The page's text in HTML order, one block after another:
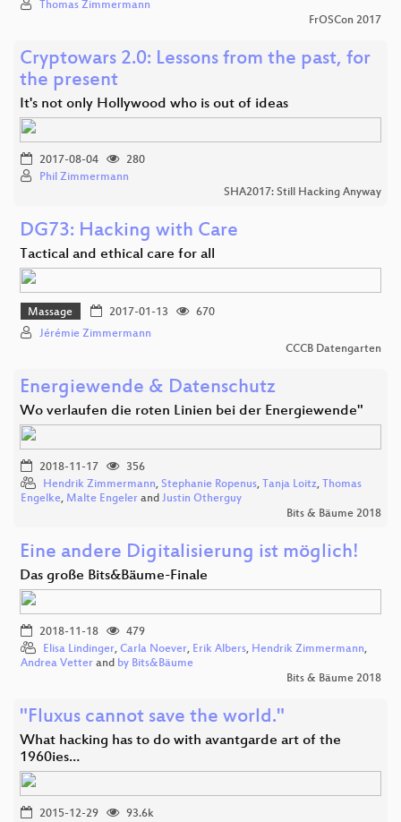
Thomas Zimmermann
FrOSCon 2017
Cryptowars 2.0: Lessons from the past, for
the present
It's not only Hollywood who is out of ideas
2017-08-04
280
Phil Zimmermann
SHA2017: Still Hacking Anyway
DG73: Hacking with Care
Tactical and ethical care for all
Massage 2017-01-13
670
Jérémie Zimmermann
CCCB Datengarten
Energiewende & Datenschutz
Wo verlaufen die roten Linien bei der Energiewende"
2018-11-17
356
Hendrik Zimmermann, Stephanie Ropenus, Tanja Loitz, Thomas
Engelke, Malte Engeler and Justin Otherguy
Bits & Bäume 2018
Eine andere Digitalisierung ist möglich!
Das große Bits&Bäume-Finale
2018-11-18
479
Elisa Lindinger, Carla Noever, Erik Albers, Hendrik Zimmermann,
Andrea Vetter and by Bits&Bäume
Bits & Bäume 2018
"Fluxus cannot save the world."
What hacking has to do with avantgarde art of the
1960ies…
2015-12-29
93.6k